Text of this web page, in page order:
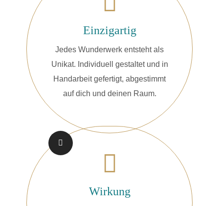
Einzigartig
Jedes Wunderwerk entsteht als
Unikat. Individuell gestaltet und in
Handarbeit gefertigt, abgestimmt
auf dich und deinen Raum.
Wirkung